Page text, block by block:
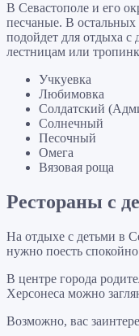
В Севастополе и его
песчаные. В остальных
подойдет для отдыха
лестницам или
Учкуевка
Любимовка
Солдатский
Солнечный
Песочный
Омега
Вязовая роща
Рестораны с
На отдыхе с детьми в
нужно поесть
В центре города
Херсонеса можно
Возможно, вас